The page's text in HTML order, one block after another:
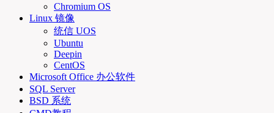
Chromium OS
Linux 镜像
统信 UOS
Ubuntu
Deepin
CentOS
Microsoft Office 办公软件
SQL Server
BSD 系统